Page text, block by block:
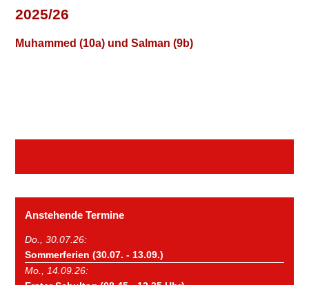
2025/26
Muhammed (10a) und Salman (9b)
Anstehende Termine
Do., 30.07.26:
Sommerferien (30.07. - 13.09.)
Mo., 14.09.26: